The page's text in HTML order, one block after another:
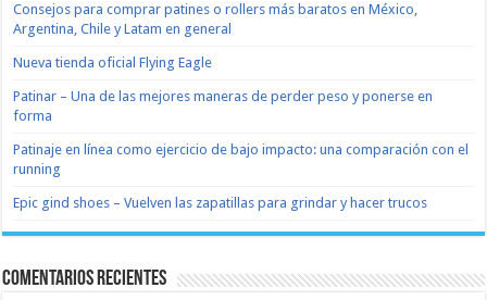
Consejos para comprar patines o rollers más baratos en México,
Argentina, Chile y Latam en general
Nueva tienda oficial Flying Eagle
Patinar – Una de las mejores maneras de perder peso y ponerse en
forma
Patinaje en línea como ejercicio de bajo impacto: una comparación con el
running
Epic gind shoes – Vuelven las zapatillas para grindar y hacer trucos
Comentarios recientes